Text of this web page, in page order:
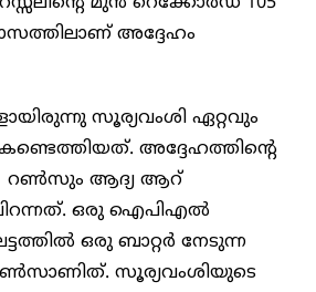
അദ്ദേഹം
സൂര്യവംശി ഏറ്റവും
അദ്ദേഹത്തിന്റെ
റണ്‍സും ആദ്യ ആറ്
ഒരു ഐപിഎല്‍
ഒരു ബാറ്റര്‍ നേടുന്ന
സൂര്യവംശിയുടെ